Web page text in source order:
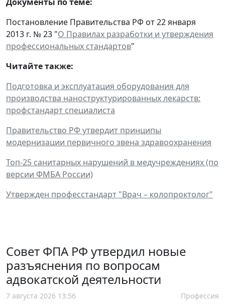
Постановление Правительства РФ от 22 января
2013 г. № 23 "О Правилах разработки и утверждения
профессиональных стандартов"
Читайте также:
Подготовка и эксплуатация оборудования для
производства наноструктурированных лекарств:
профстандарт специалиста
Правительство РФ утвердит принципы
модернизации первичного звена здравоохранения
Топ-25 санитарных нарушений в медучреждениях (по
версии ФМБА России)
Утвержден професстандарт "Врач – колопроктолог"
Совет ФПА РФ утвердил новые
разъяснения по вопросам
адвокатской деятельности
7 августа 2026 13:56 Профессия